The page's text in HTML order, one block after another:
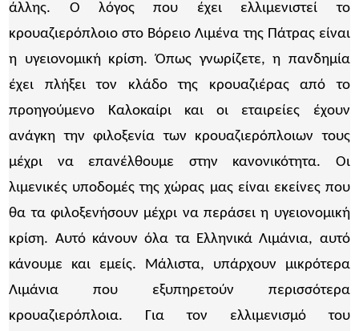
άλλης. Ο λόγος που έχει ελλιμενιστεί το
κρουαζιερόπλοιο στο Βόρειο Λιμένα της Πάτρας είναι
η υγειονομική κρίση. Όπως γνωρίζετε, η πανδημία
έχει πλήξει τον κλάδο της κρουαζιέρας από το
προηγούμενο Καλοκαίρι και οι εταιρείες έχουν
ανάγκη την φιλοξενία των κρουαζιερόπλοιων τους
μέχρι να επανέλθουμε στην κανονικότητα. Οι
λιμενικές υποδομές της χώρας μας είναι εκείνες που
θα τα φιλοξενήσουν μέχρι να περάσει η υγειονομική
κρίση. Αυτό κάνουν όλα τα Ελληνικά Λιμάνια, αυτό
κάνουμε και εμείς. Μάλιστα, υπάρχουν μικρότερα
Λιμάνια που εξυπηρετούν περισσότερα
κρουαζιερόπλοια. Για τον ελλιμενισμό του